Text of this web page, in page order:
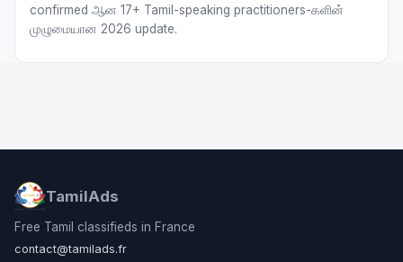
confirmed ஆன 17+ Tamil-speaking practitioners-களின்
முழுமையான 2026 update.
TamilAds
Free Tamil classifieds in France
contact@tamilads.fr